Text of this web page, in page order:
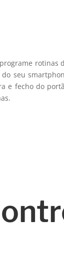
rotinas
seu
e fecho do